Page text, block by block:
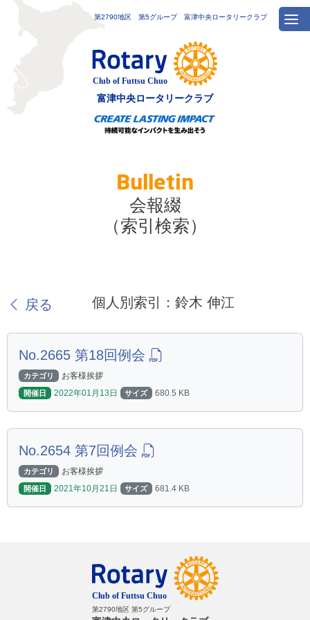
富津中央ロータリークラブ
第2790地区 第5グループ 富津中央ロータリークラブ
Bulletin
会報綴
（索引検索）
戻る 個人別索引：鈴木 伸江
No.2665 第18回例会
カテゴリ お客様挨拶
開催日 2022年01月13日 サイズ 680.5 KB
No.2654 第7回例会
カテゴリ お客様挨拶
開催日 2021年10月21日 サイズ 681.4 KB
第2790地区 第5グループ